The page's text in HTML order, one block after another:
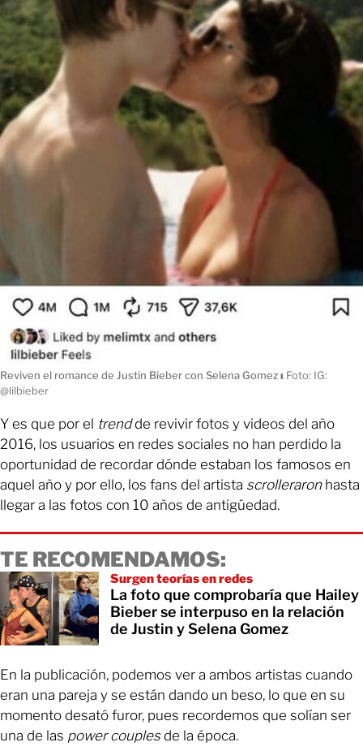
Reviven el romance de Justin Bieber con Selena Gomezı Foto: IG:
@lilbieber
Y es que por el trendde revivir fotos y videos del año
2016, los usuarios en redes sociales no han perdido la
oportunidad de recordar dónde estaban los famosos en
aquel año y por ello, los fans del artista scrolleraron hasta
llegar a las fotos con 10 años de antigüedad.
TE RECOMENDAMOS:
Surgen teorías en redes
La foto que comprobaría que Hailey
Bieber se interpuso en la relación
de Justin y Selena Gomez
En la publicación, podemos ver a ambos artistas cuando
eran una pareja y se están dando un beso, lo que en su
momento desató furor, pues recordemos que solían ser
una de las power couplesde la época.